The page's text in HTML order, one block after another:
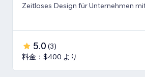
Zeitloses Design für Unternehmen
5.0 (3)
料金：$400 より